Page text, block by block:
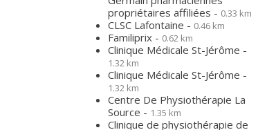
propriétaires affiliées - 0.33 km
CLSC Lafontaine - 0.46 km
Familiprix - 0.62 km
Clinique Médicale St-Jérôme -
1.32 km
Clinique Médicale St-Jérôme -
1.32 km
Centre De Physiothérapie La
Source - 1.35 km
Clinique de physiothérapie de